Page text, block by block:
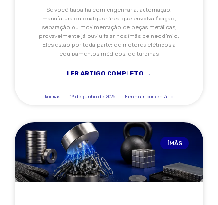
Se você trabalha com engenharia, automação,
manufatura ou qualquer área que envolva fixação,
separação ou movimentação de peças metálicas,
provavelmente já ouviu falar nos ímãs de neodímio.
Eles estão por toda parte: de motores elétricos a
equipamentos médicos, de turbinas
LER ARTIGO COMPLETO →
koimas 19 de junho de 2026 Nenhum comentário
ÍMÃS